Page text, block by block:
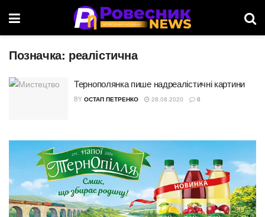
Позначка: реалістична
Тернополянка пише надреалістичні картини
BY ОСТАП ПЕТРЕНКО 28.08.2020 0